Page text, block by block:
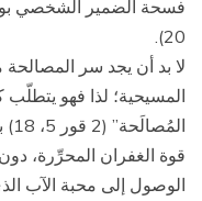
20).
لا بد أن يجد سر
المسيحية؛ لذا فهو
قوة الغفران المحرِّرة،
الوصول إلى محبة الآب